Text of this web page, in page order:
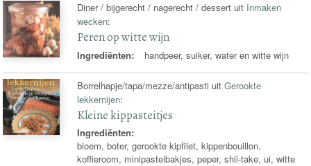
Diner / bijgerecht / nagerecht / dessert uit Inmaken
wecken:
Peren op witte wijn
Ingrediënten: handpeer, suiker, water en witte wijn
Borrelhapje/tapa/mezze/antipasti uitGerookte
lekkernijen:
Kleine kippasteitjes
Ingrediënten:
bloem, boter, gerookte kipfilet, kippenbouillon,
koffieroom, minipasteibakjes, peper, shii-take, ui, witte